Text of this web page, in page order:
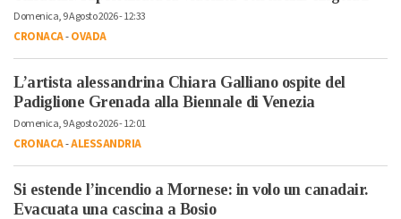
Domenica, 9 Agosto 2026 - 12:33
CRONACA-OVADA
L’artista alessandrina Chiara Galliano ospite del
Padiglione Grenada alla Biennale di Venezia
Domenica, 9 Agosto 2026 - 12:01
CRONACA-ALESSANDRIA
Si estende l’incendio a Mornese: in volo un canadair.
Evacuata una cascina a Bosio